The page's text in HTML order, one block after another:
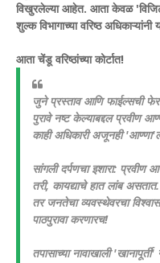
विखुरलेल्या आहेत. आता केवळ
शुल्क विभागाच्या वरिष्ठ
आता चेंडू वरिष्ठांच्या कोर्टात!
जुने प्रस्ताव आणि फाईल्सची
​पुरावे नष्ट केल्याबद्दल प्रवीण
​काही अधिकारी अजूनही
​सांगली दर्पणचा इशारा: प्रवीण
तरी, कायद्याचे हात लांब
तर जनतेचा व्यवस्थेवरचा
पाठपुरावा करणारच!
​तपासाच्या नावाखाली